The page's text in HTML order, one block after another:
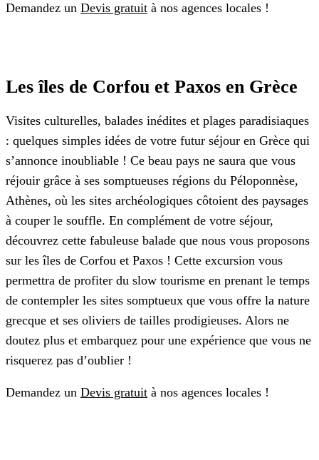
Demandez un Devis gratuit à nos agences locales !
Les îles de Corfou et Paxos en Grèce
Visites culturelles, balades inédites et plages paradisiaques
: quelques simples idées de votre futur séjour en Grèce qui
s’annonce inoubliable ! Ce beau pays ne saura que vous
réjouir grâce à ses somptueuses régions du Péloponnèse,
Athènes, où les sites archéologiques côtoient des paysages
à couper le souffle. En complément de votre séjour,
découvrez cette fabuleuse balade que nous vous proposons
sur les îles de Corfou et Paxos ! Cette excursion vous
permettra de profiter du slow tourisme en prenant le temps
de contempler les sites somptueux que vous offre la nature
grecque et ses oliviers de tailles prodigieuses. Alors ne
doutez plus et embarquez pour une expérience que vous ne
risquerez pas d’oublier !
Demandez un Devis gratuit à nos agences locales !